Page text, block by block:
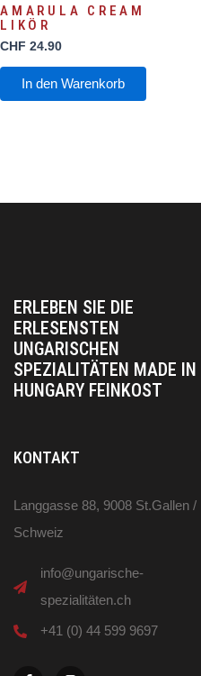
AMARULA CREAM
LIKÖR
CHF 24.90
In den Warenkorb
ERLEBEN SIE DIE
ERLESENSTEN
UNGARISCHEN
SPEZIALITÄTEN MADE IN
HUNGARY FEINKOST
KONTAKT
Langgasse 88, 9008 St.Gallen /
Schweiz
info@ungarische-
spezialitäten.ch
+41 (0) 44 599 9697
F
I